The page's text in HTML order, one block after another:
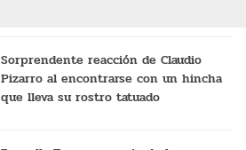
Sorprendente reacción de Claudio
Pizarro al encontrarse con un hincha
que lleva su rostro tatuado